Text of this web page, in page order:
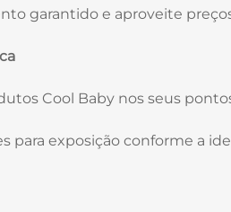
garantido e aproveite
Cool Baby nos seus
para exposição conforme a